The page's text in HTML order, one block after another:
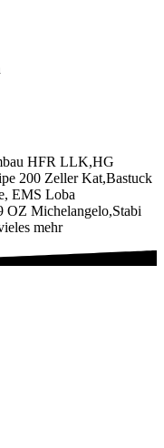
HFR LLK,HG
200 Zeller Kat,Bastuck
EMS Loba
OZ Michelangelo,Stabi
mehr